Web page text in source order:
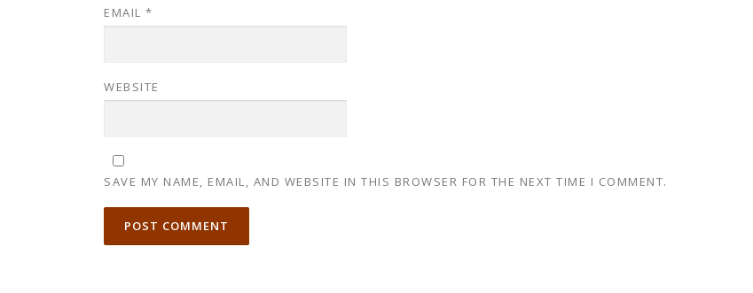
EMAIL *
WEBSITE
SAVE MY NAME, EMAIL, AND WEBSITE IN THIS BROWSER FOR THE NEXT TIME I COMMENT.